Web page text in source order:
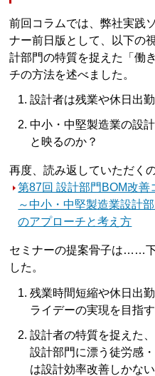
前回コラムでは、弊社実践
ナー前日版として、以下の
計部門の特質を捉えた「働
チの方法を述べました。
設計者は残業や休日出
中小・中堅製造業の設
と映るのか？
再度、読み返していただく
第87回 設計部門BOM改
～中小・中堅製造業設計
のアプローチと考え方
セミナーの提案骨子は……
した。
残業時間短縮や休日出
ライデーの実現を目指
設計者の特質を捉えた
設計部門に漂う徒労感
は設計効率改善しかない